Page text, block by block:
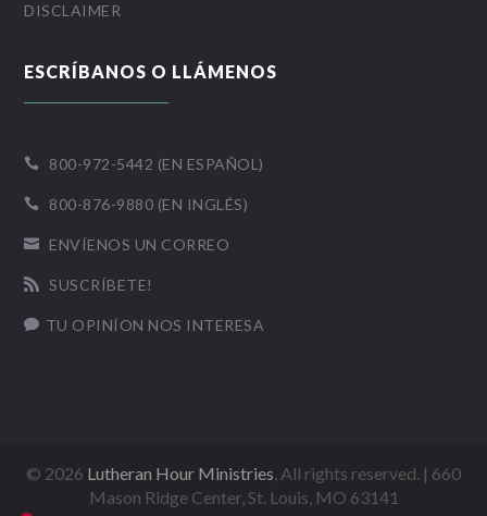
DISCLAIMER
ESCRÍBANOS O LLÁMENOS
 800-972-5442 (EN ESPAÑOL)
 800-876-9880 (EN INGLÉS)
 ENVÍENOS UN CORREO
 SUSCRÍBETE!
 TU OPINÍON NOS INTERESA
© 2026 Lutheran Hour Ministries, All rights reserved. | 660
Mason Ridge Center, St. Louis, MO 63141